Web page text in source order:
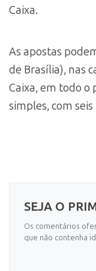
Caixa.
As apostas
de Brasília), nas
Caixa, em todo o
simples, com
SEJA O
Os comentários
que não contenha